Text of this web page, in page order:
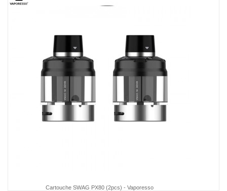
Cartouche SWAG PX80 (2pcs) - Vaporesso